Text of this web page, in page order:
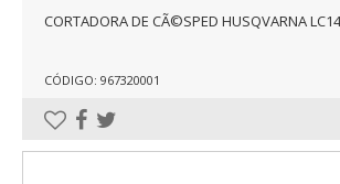
CORTADORA DE CÃ©SPED HUSQVARNA
CÓDIGO: 967320001